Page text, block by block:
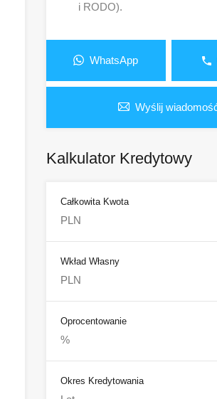
i RODO).
WhatsApp
Wyślij
Kalkulator Kredytowy
Całkowita Kwota
Wkład Własny
Oprocentowanie
Okres Kredytowania